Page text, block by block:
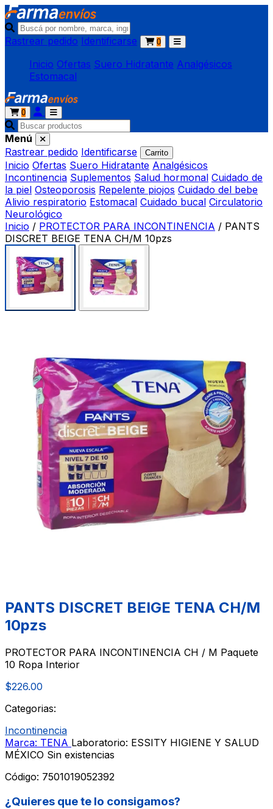
Rastrear pedido Identificarse 0
Inicio Ofertas Suero Hidratante Analgésicos
Estomacal
0
Menú
Rastrear pedido Identificarse Carrito
Inicio Ofertas Suero Hidratante Analgésicos
Incontinencia Suplementos Salud hormonal Cuidado de
la piel Osteoporosis Repelente piojos Cuidado del bebe
Alivio respiratorio Estomacal Cuidado bucal Circulatorio
Neurológico
Inicio / PROTECTOR PARA INCONTINENCIA / PANTS
DISCRET BEIGE TENA CH/M 10pzs
PANTS DISCRET BEIGE TENA CH/M
10pzs
PROTECTOR PARA INCONTINENCIA CH / M Paquete
10 Ropa Interior
$226.00
Categorias:
Incontinencia
Marca: TENA Laboratorio: ESSITY HIGIENE Y SALUD
MÉXICO Sin existencias
Código: 7501019052392
¿Quieres que te lo consigamos?